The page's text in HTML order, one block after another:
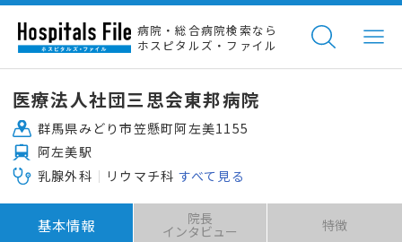
病院・総合病院検索なら
ホスピタルズ・ファイル
医療法人社団三思会東邦病院
群馬県みどり市笠懸町阿左美1155
阿左美駅
乳腺外科
リウマチ科 すべて見る
基本情報 院長
インタビュー 特徴